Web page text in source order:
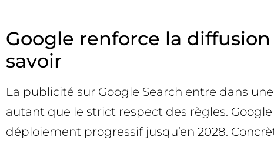
Google renforce la
savoir
La publicité sur Google Search entre dans
autant que le strict respect des règles.
déploiement progressif jusqu’en 2028.